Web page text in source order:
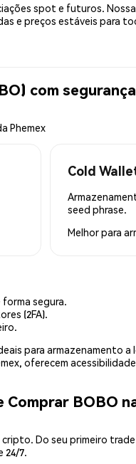
spot e futuros. Nossa
e preços estáveis para
com segurança
Phemex
Cold
seed phrase.
Melhor para
forma segura.
(2FA).
para armazenamento
oferecem
BOBO
cripto. Do seu primeiro
24/7.